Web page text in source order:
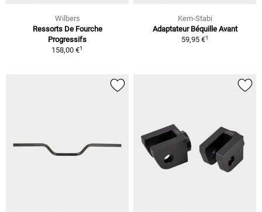
Wilbers
Ressorts De Fourche
Progressifs
158,00 €1
Kern-Stabi
Adaptateur Béquille Avant
59,95 €1